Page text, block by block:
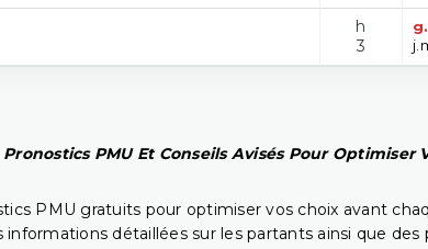
h
3
Pronostics PMU Et Conseils Avisés Pour Optimiser
PMU gratuits pour optimiser vos choix avant
informations détaillées sur les partants ainsi que